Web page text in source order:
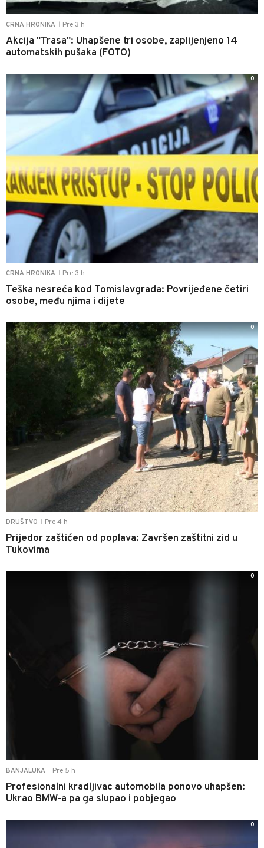
CRNA HRONIKA Pre 3 h
Akcija "Trasa": Uhapšene tri osobe, zaplijenjeno 14
automatskih pušaka (FOTO)
CRNA HRONIKA Pre 3 h
Teška nesreća kod Tomislavgrada: Povrijeđene četiri
osobe, među njima i dijete
0
DRUŠTVO Pre 4 h
Prijedor zaštićen od poplava: Završen zaštitni zid u
Tukovima
0
BANJALUKA Pre 5 h
Profesionalni kradljivac automobila ponovo uhapšen:
Ukrao BMW-a pa ga slupao i pobjegao
0
0